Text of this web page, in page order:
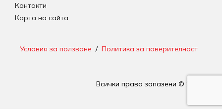
Контакти
Карта на сайта
Условия за ползване / Политика за поверителност
Всички права запазени © 2026